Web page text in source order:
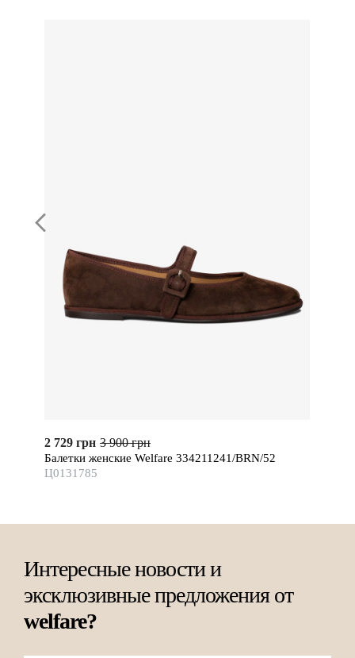
2 729 грн 3 900 грн
Балетки женские Welfare 334211241/BRN/52
Ц0131785
Интересные новости и
эксклюзивные предложения от
welfare?